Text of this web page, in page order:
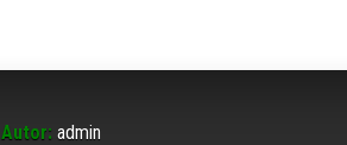
Autor: admin